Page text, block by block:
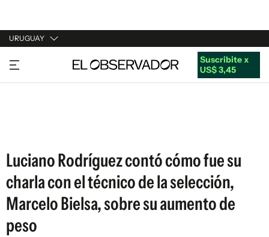
URUGUAY
URUGUAY
ARGENTINA
Suscribite x
US$ 3,45
Luciano Rodríguez contó cómo fue su
charla con el técnico de la selección,
Marcelo Bielsa, sobre su aumento de
peso